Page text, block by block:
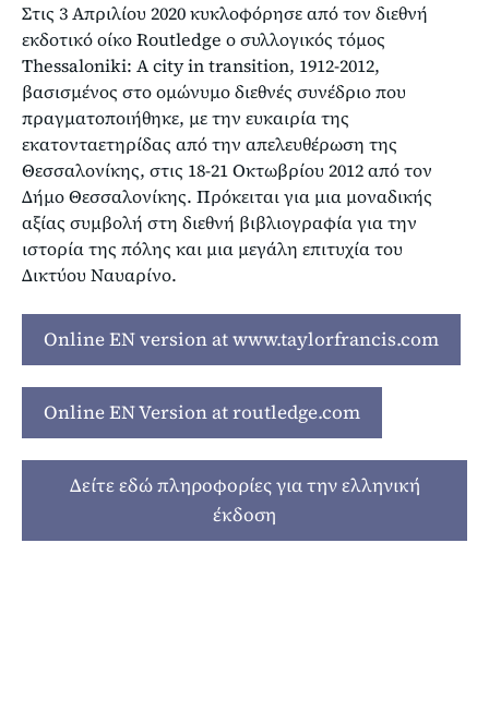
Στις 3 Απριλίου 2020 κυκλοφόρησε από τον διεθνή
εκδοτικό οίκο Routledge ο συλλογικός τόμος
Thessaloniki: A city in transition, 1912-2012,
βασισμένος στο ομώνυμο διεθνές συνέδριο που
πραγματοποιήθηκε, με την ευκαιρία της
εκατονταετηρίδας από την απελευθέρωση της
Θεσσαλονίκης, στις 18-21 Οκτωβρίου 2012 από τον
Δήμο Θεσσαλονίκης. Πρόκειται για μια μοναδικής
αξίας συμβολή στη διεθνή βιβλιογραφία για την
ιστορία της πόλης και μια μεγάλη επιτυχία του
Δικτύου Ναυαρίνο.
Online EN version at www.taylorfrancis.com
Online EN Version at routledge.com
Δείτε εδώ πληροφορίες για την ελληνική
έκδοση